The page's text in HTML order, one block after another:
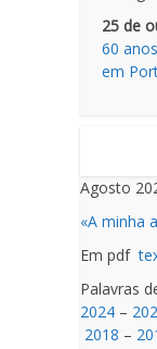
25 de
60
em
Agosto
«A minha
Em pdf
Palavras
2024 –
2018 –